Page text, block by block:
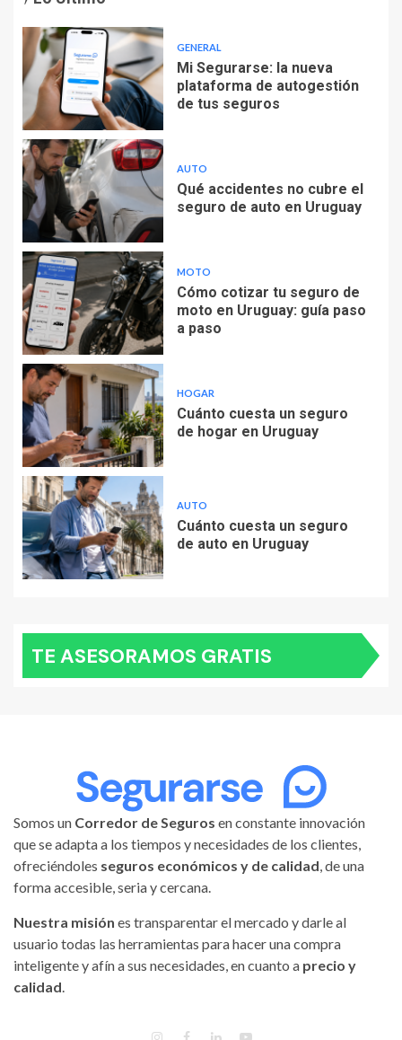
GENERAL
Mi Segurarse: la nueva
plataforma de autogestión
de tus seguros
AUTO
Qué accidentes no cubre el
seguro de auto en Uruguay
MOTO
Cómo cotizar tu seguro de
moto en Uruguay: guía paso
a paso
HOGAR
Cuánto cuesta un seguro
de hogar en Uruguay
AUTO
Cuánto cuesta un seguro
de auto en Uruguay
TE ASESORAMOS GRATIS
Somos un Corredor de Seguros en constante innovación
que se adapta a los tiempos y necesidades de los clientes,
ofreciéndoles seguros económicos y de calidad, de una
forma accesible, seria y cercana.
Nuestra misión es transparentar el mercado y darle al
usuario todas las herramientas para hacer una compra
inteligente y afín a sus necesidades, en cuanto a precio y
calidad.